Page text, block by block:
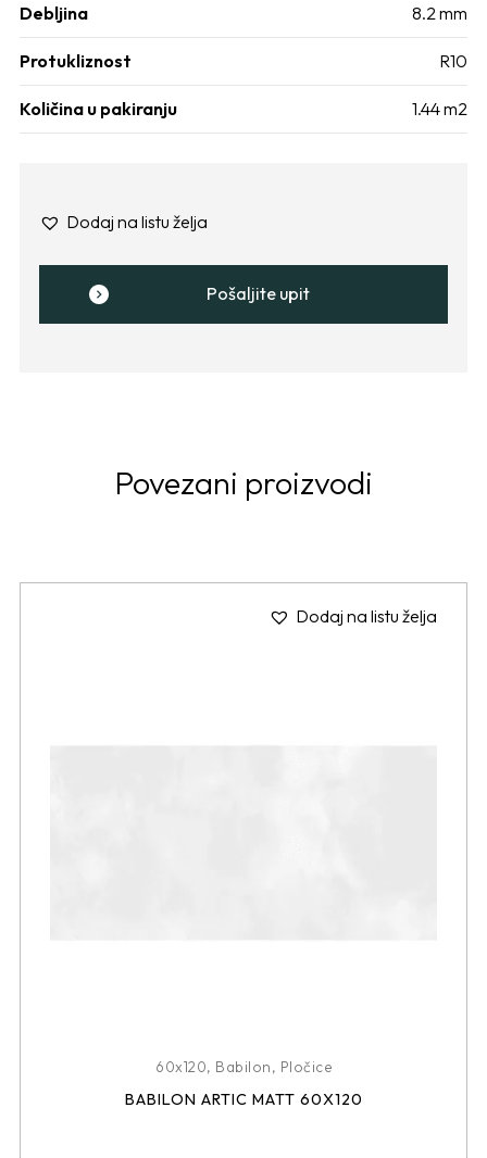
Debljina 8.2 mm
Protukliznost R10
Količina u pakiranju 1.44 m2
Dodaj na listu želja
Pošaljite upit
Povezani proizvodi
Dodaj na listu želja
60x120, Babilon, Pločice
BABILON ARTIC MATT 60X120